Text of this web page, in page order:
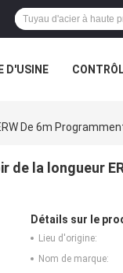
D'USINE
De 6m
de la longueur
Détails sur le
Lieu d'origine:
Nom de marque: